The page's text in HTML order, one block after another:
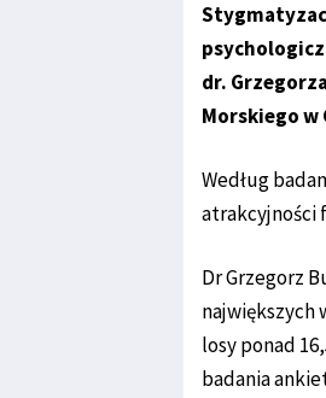
dr.
Morskiego w
Według
atrakcyjności
Dr Grzegorz
największych
losy ponad
badania